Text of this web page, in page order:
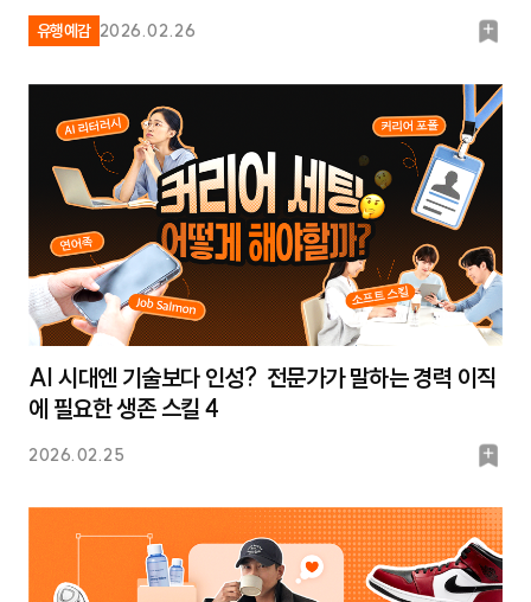
유행예감 2026.02.26
북
크
AI 시대엔 기술보다 인성? 전문가가 말하는 경력 이직
에 필요한 생존 스킬 4
2026.02.25
북
크